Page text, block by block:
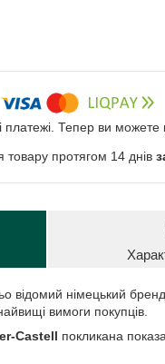
платежі. Тепер ви
товару протягом 14 днів
відомий німецький
вимоги покупців.
Castell покликана